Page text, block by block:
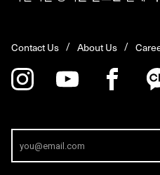
Contact Us About Us